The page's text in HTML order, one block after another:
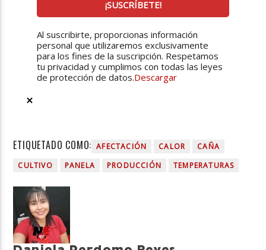
Al suscribirte, proporcionas información
personal que utilizaremos exclusivamente
para los fines de la suscripción. Respetamos
tu privacidad y cumplimos con todas las leyes
de protección de datos.Descargar
ETIQUETADO COMO: AFECTACIÓN CALOR
CAÑA
CULTIVO
PANELA PRODUCCIÓN TEMPERATURAS